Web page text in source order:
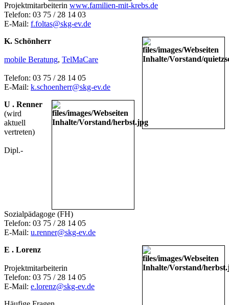
Projektmitarbeiterin www.familien-mit-krebs.de
Telefon: 03 75 / 28 14 03
E-Mail: f.foltas@skg-ev.de
K. Schönherr
mobile Beratung, TelMaCare
Telefon: 03 75 / 28 14 05
E-Mail: k.schoenherr@skg-ev.de
U . Renner
(wird
aktuell
vertreten)
Dipl.-
Sozialpädagoge (FH)
Telefon: 03 75 / 28 14 05
E-Mail: u.renner@skg-ev.de
E . Lorenz
Projektmitarbeiterin
Telefon: 03 75 / 28 14 05
E-Mail: e.lorenz@skg-ev.de